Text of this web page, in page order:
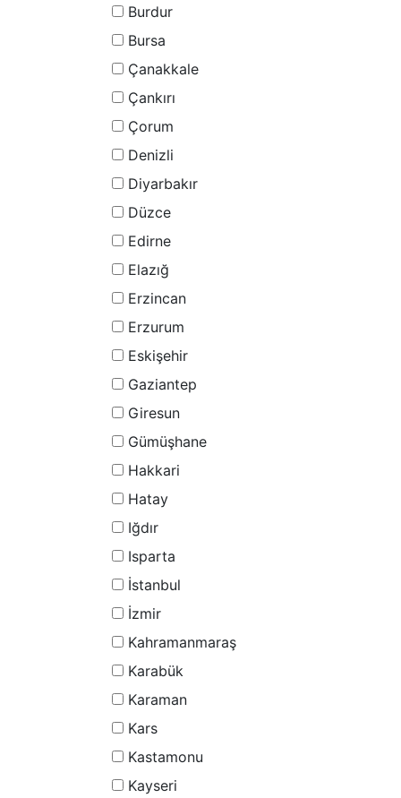
Burdur
Bursa
Çanakkale
Çankırı
Çorum
Denizli
Diyarbakır
Düzce
Edirne
Elazığ
Erzincan
Erzurum
Eskişehir
Gaziantep
Giresun
Gümüşhane
Hakkari
Hatay
Iğdır
Isparta
İstanbul
İzmir
Kahramanmaraş
Karabük
Karaman
Kars
Kastamonu
Kayseri